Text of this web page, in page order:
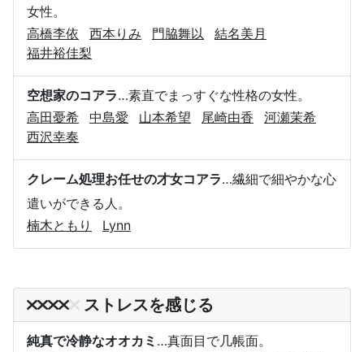
女性。
高橋李依
西本りみ 門脇舞以
結名美月
福井裕佳梨
空想家のコアラ…素直でまっすぐな性格の女性。
高田憂希
中島愛 山本希望 尾崎由香
河瀬茉希
西沢幸奏
クレーム処理お任せの才女コアラ…繊細で細やかな心
遣いができる人。
楠木ともり
Lynn
ストレスを感じる
純真で冷静なオオカミ …真面目で几帳面。